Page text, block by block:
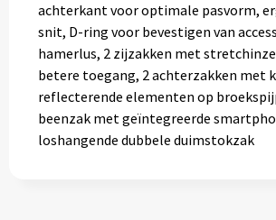
achterkant voor optimale pasvorm,
snit, D-ring voor bevestigen van
hamerlus, 2 zijzakken met
betere toegang, 2 achterzakken met
reflecterende elementen op
beenzak met geïntegreerde
loshangende dubbele duimstokzak